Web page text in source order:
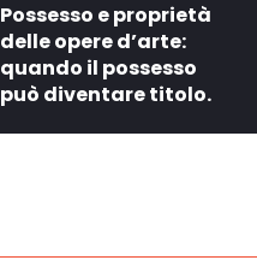
Possesso e proprietà
delle opere d’arte:
quando il possesso
può diventare titolo.